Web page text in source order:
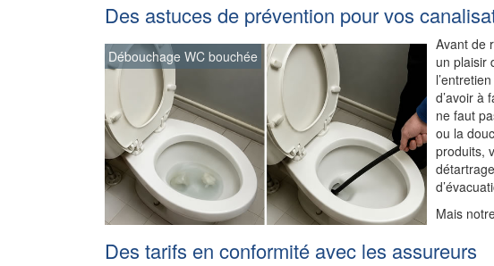
Des astuces de prévention pour vos
Débouchage WC bouchée
Avant de
un plaisir
d’avoir à
ne faut
ou la
produits,
Mais
Des tarifs en conformité avec les assureurs